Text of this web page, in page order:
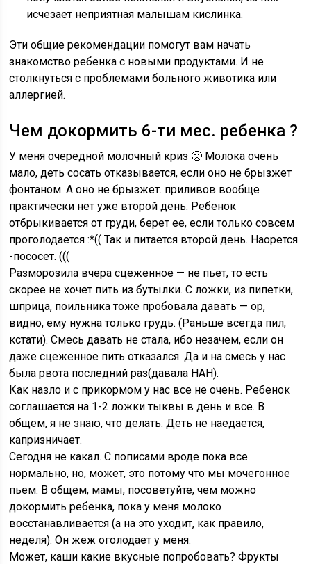
исчезает неприятная малышам кислинка.
Эти общие рекомендации помогут вам начать
знакомство ребенка с новыми продуктами. И не
столкнуться с проблемами больного животика или
аллергией.
Чем докормить 6-ти мес. ребенка ?
У меня очередной молочный криз 🙁 Молока очень
мало, деть сосать отказывается, если оно не брызжет
фонтаном. А оно не брызжет. приливов вообще
практически нет уже второй день. Ребенок
отбрыкивается от груди, берет ее, если только совсем
проголодается :*(( Так и питается второй день. Наорется
-пососет. (((
Разморозила вчера сцеженное — не пьет, то есть
скорее не хочет пить из бутылки. С ложки, из пипетки,
шприца, поильника тоже пробовала давать — ор,
видно, ему нужна только грудь. (Раньше всегда пил,
кстати). Смесь давать не стала, ибо незачем, если он
даже сцеженное пить отказался. Да и на смесь у нас
была рвота последний раз(давала НАН).
Как назло и с прикормом у нас все не очень. Ребенок
соглашается на 1-2 ложки тыквы в день и все. В
общем, я не знаю, что делать. Деть не наедается,
капризничает.
Сегодня не какал. С пописами вроде пока все
нормально, но, может, это потому что мы мочегонное
пьем. В общем, мамы, посоветуйте, чем можно
докормить ребенка, пока у меня молоко
восстанавливается (а на это уходит, как правило,
неделя). Он жеж оголодает у меня.
Может, каши какие вкусные попробовать? Фрукты